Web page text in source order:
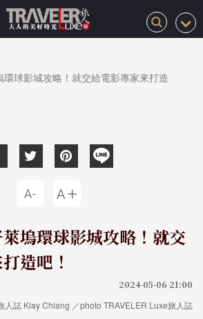
環球影城攻略！就交給電影專家來打造
塢環球影城攻略！就交
造吧！
2024-05-06 21:00
人誌 Klay Chiang ／photo TRAVELER Luxe旅人誌